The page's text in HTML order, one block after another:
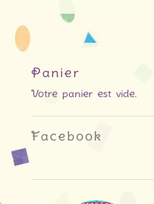
Panier
Votre panier est vide.
Facebook